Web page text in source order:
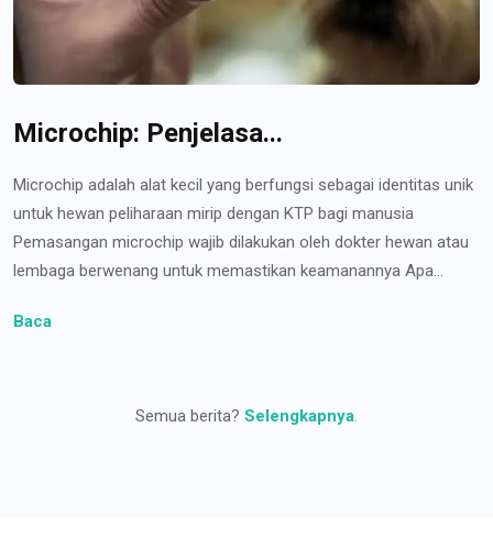
Microchip: Penjelasa...
Microchip adalah alat kecil yang berfungsi sebagai identitas unik
untuk hewan peliharaan mirip dengan KTP bagi manusia
Pemasangan microchip wajib dilakukan oleh dokter hewan atau
lembaga berwenang untuk memastikan keamanannya Apa...
Baca
Semua berita? Selengkapnya